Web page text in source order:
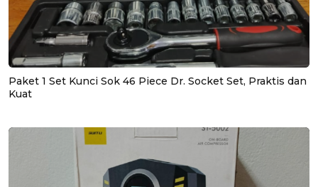
Paket 1 Set Kunci Sok 46 Piece Dr. Socket Set, Praktis dan
Kuat